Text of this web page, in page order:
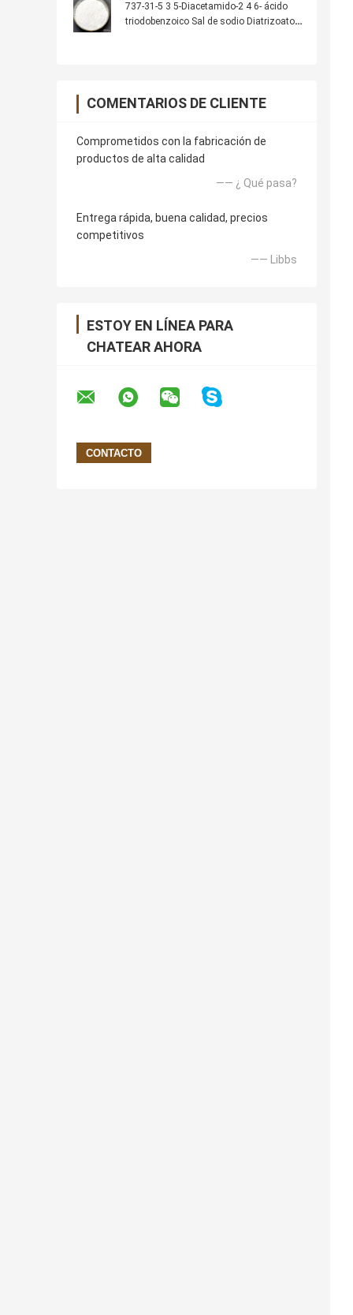
737-31-5 3 5-Diacetamido-2 4 6- ácido
triodobenzoico Sal de sodio Diatrizoato
COMENTARIOS DE CLIENTE
Comprometidos con la fabricación de
productos de alta calidad
—— ¿ Qué pasa?
Entrega rápida, buena calidad, precios
competitivos
—— Libbs
ESTOY EN LÍNEA PARA
CHATEAR AHORA